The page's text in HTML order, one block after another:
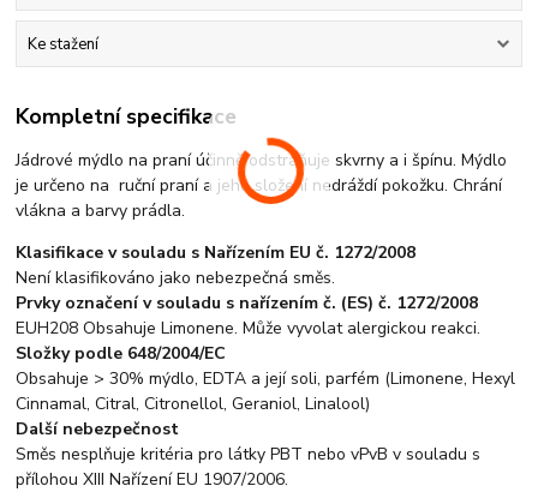
Ke stažení
Kompletní specifikace
Jádrové mýdlo na praní účinně odstraňuje skvrny a i špínu. Mýdlo
je určeno na ruční praní a jeho složení nedráždí pokožku. Chrání
vlákna a barvy prádla.
Klasifikace v souladu s Nařízením EU č. 1272/2008
Není klasifikováno jako nebezpečná směs.
Prvky označení v souladu s nařízením č. (ES) č. 1272/2008
EUH208 Obsahuje Limonene. Může vyvolat alergickou reakci.
Složky podle 648/2004/EC
Obsahuje > 30% mýdlo, EDTA a její soli, parfém (Limonene, Hexyl
Cinnamal, Citral, Citronellol, Geraniol, Linalool)
Další nebezpečnost
Směs nesplňuje kritéria pro látky PBT nebo vPvB v souladu s
přílohou XIII Nařízení EU 1907/2006.